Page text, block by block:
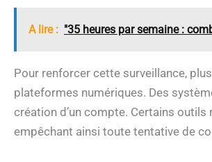
A lire : "35 heures par semaine :
Pour renforcer cette surveillance,
plateformes numériques. Des
création d’un compte. Certains
empêchant ainsi toute tentative de